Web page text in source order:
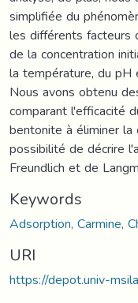
simplifiée du
les différents
de la concentration
la température, du
Nous avons obtenu
comparant l'efficacité
bentonite à éliminer la
possibilité de décrire
Freundlich et de
Keywords
Adsorption, Carmine,
URI
https://depot.univ-